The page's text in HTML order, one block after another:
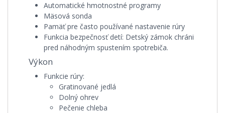
Automatické hmotnostné programy
Mäsová sonda
Pamäť pre často používané nastavenie rúry
Funkcia bezpečnosť detí: Detský zámok chráni
pred náhodným spustením spotrebiča.
Výkon
Funkcie rúry:
Gratinované jedlá
Dolný ohrev
Pečenie chleba